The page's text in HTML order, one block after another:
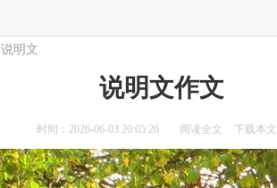
说明文
说明文作文
时间：2026-06-03 20:05:26 阅读全文 下载本文